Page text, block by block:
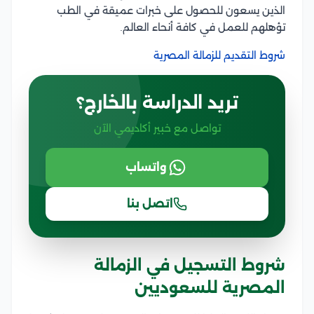
الذين يسعون للحصول على خبرات عميقة في الطب
تؤهلهم للعمل في كافة أنحاء العالم.
شروط التقديم للزمالة المصرية
تريد الدراسة بالخارج؟
تواصل مع خبير أكاديمي الآن
واتساب
اتصل بنا
شروط التسجيل في الزمالة
المصرية للسعوديين